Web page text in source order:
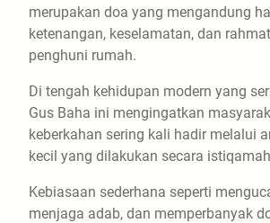
merupakan doa yang mengandung
ketenangan, keselamatan, dan
penghuni rumah.
Di tengah kehidupan modern yang
Gus Baha ini mengingatkan
keberkahan sering kali hadir melalui
kecil yang dilakukan secara
Kebiasaan sederhana seperti
menjaga adab, dan memperbanyak